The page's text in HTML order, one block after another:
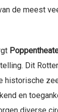
de meest
Dit
historische
en